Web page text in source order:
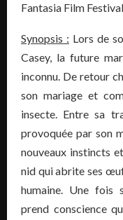
Fantasia Film
Synopsis : Lors de
Casey, la future
inconnu. De retour
son mariage et
insecte. Entre sa
provoquée par son
nouveaux instincts
nid qui abrite ses
humaine. Une fois
prend conscience